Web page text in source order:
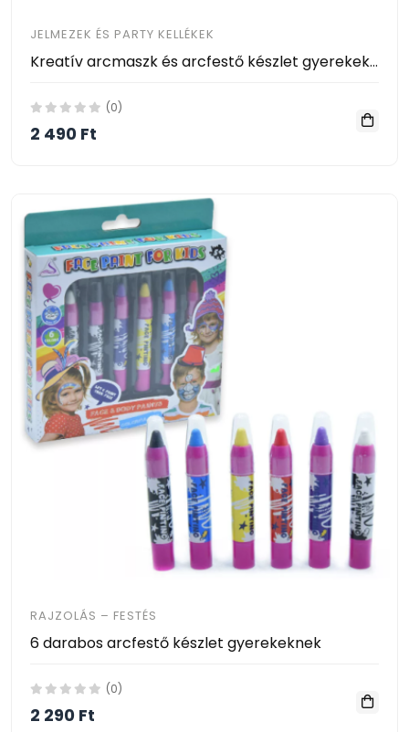
JELMEZEK ÉS PARTY KELLÉKEK
Kreatív arcmaszk és arcfestő készlet gyerekeknek
(0)
2 490 Ft
RAJZOLÁS – FESTÉS
6 darabos arcfestő készlet gyerekeknek
(0)
2 290 Ft